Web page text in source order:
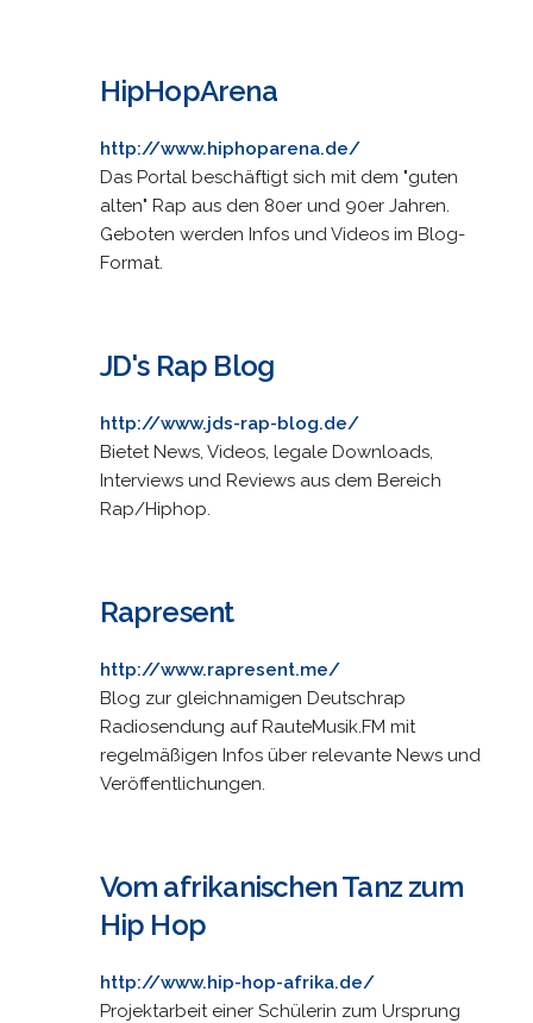
HipHopArena
http://www.hiphoparena.de/
Das Portal beschäftigt sich mit dem "guten
alten" Rap aus den 80er und 90er Jahren.
Geboten werden Infos und Videos im Blog-
Format.
JD's Rap Blog
http://www.jds-rap-blog.de/
Bietet News, Videos, legale Downloads,
Interviews und Reviews aus dem Bereich
Rap/Hiphop.
Rapresent
http://www.rapresent.me/
Blog zur gleichnamigen Deutschrap
Radiosendung auf RauteMusik.FM mit
regelmäßigen Infos über relevante News und
Veröffentlichungen.
Vom afrikanischen Tanz zum
Hip Hop
http://www.hip-hop-afrika.de/
Projektarbeit einer Schülerin zum Ursprung